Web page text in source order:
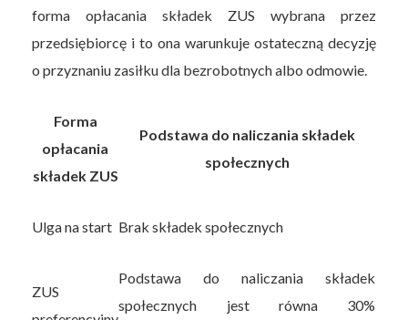
forma opłacania składek ZUS wybrana przez
przedsiębiorcę i to ona warunkuje ostateczną decyzję
o przyznaniu zasiłku dla bezrobotnych albo odmowie.
Forma
opłacania
składek ZUS
Podstawa do naliczania składek
społecznych
Ulga na start Brak składek społecznych
ZUS
Podstawa do naliczania składek
społecznych jest równa 30%